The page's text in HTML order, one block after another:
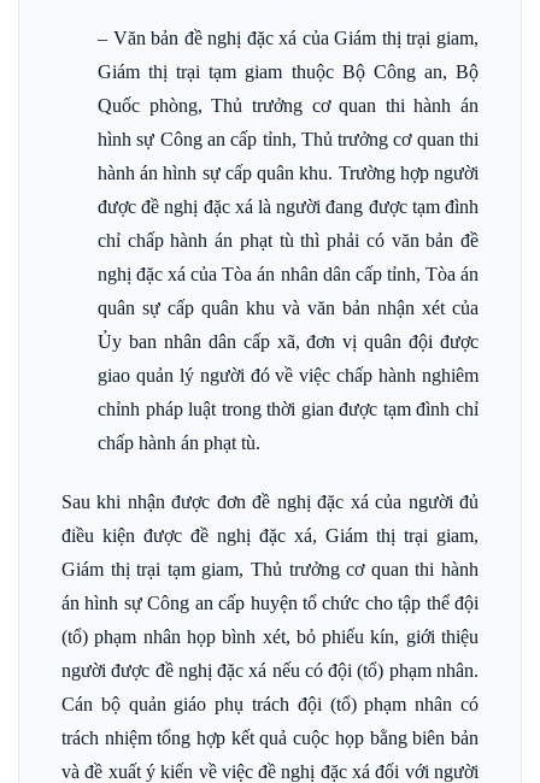
– Văn bản đề nghị đặc xá của Giám thị trại giam,
Giám thị trại tạm giam thuộc Bộ Công an, Bộ
Quốc phòng, Thủ trưởng cơ quan thi hành án
hình sự Công an cấp tỉnh, Thủ trưởng cơ quan thi
hành án hình sự cấp quân khu. Trường hợp người
được đề nghị đặc xá là người đang được tạm đình
chỉ chấp hành án phạt tù thì phải có văn bản đề
nghị đặc xá của Tòa án nhân dân cấp tỉnh, Tòa án
quân sự cấp quân khu và văn bản nhận xét của
Ủy ban nhân dân cấp xã, đơn vị quân đội được
giao quản lý người đó về việc chấp hành nghiêm
chỉnh pháp luật trong thời gian được tạm đình chỉ
chấp hành án phạt tù.
Sau khi nhận được đơn đề nghị đặc xá của người đủ
điều kiện được đề nghị đặc xá, Giám thị trại giam,
Giám thị trại tạm giam, Thủ trưởng cơ quan thi hành
án hình sự Công an cấp huyện tổ chức cho tập thể đội
(tổ) phạm nhân họp bình xét, bỏ phiếu kín, giới thiệu
người được đề nghị đặc xá nếu có đội (tổ) phạm nhân.
Cán bộ quản giáo phụ trách đội (tổ) phạm nhân có
trách nhiệm tổng hợp kết quả cuộc họp bằng biên bản
và đề xuất ý kiến về việc đề nghị đặc xá đối với người